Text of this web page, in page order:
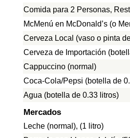
Comida para 2 Personas,
McMenú en McDonald’s (o
Cerveza Local (vaso o pinta
Cerveza de Importación
Cappuccino (normal)
Coca-Cola/Pepsi (botella de
Agua (botella de 0.33 litros)
Mercados
Leche (normal), (1 litro)